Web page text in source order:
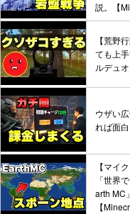
説。【
【荒野
ても上
ルデュ
ウザい
れば面白
【マイ
「世界
arth MC
【